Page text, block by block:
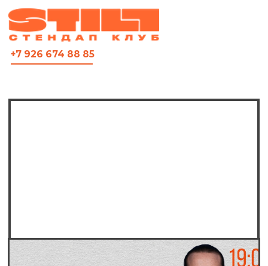
+7 926 674 88 85 ВСЯ АФИША
Постоянные